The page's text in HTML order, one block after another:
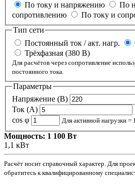
По току и напряжению
По
сопротивлению
По току и
Тип сети
Постоянный ток / акт. нагр.
Трёхфазная (380 В)
Для расчётов через сопротивление
постоянного тока.
Параметры
Напряжение (В)
Ток (А)
cos φ
Для активной нагрузки = 1
Мощность: 1 100 Вт
1,1 кВт
Расчёт носит справочный характер. Для
обратитесь к квалифицированному